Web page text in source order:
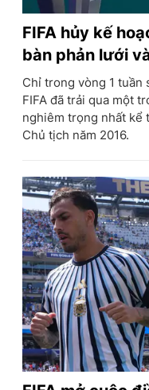
FIFA hủy kế
bàn phản lưới
Chỉ trong vòng 1 tuần
FIFA đã trải qua một
nghiêm trọng nhất kể
Chủ tịch năm 2016.